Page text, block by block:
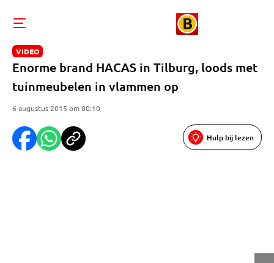
VIDEO
Enorme brand HACAS in Tilburg, loods met
tuinmeubelen in vlammen op
6 augustus 2015 om 00:10
Hulp bij lezen